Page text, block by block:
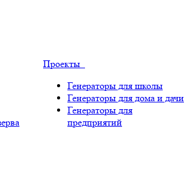
Проекты
Генераторы для школы
Генераторы для дома и дачи
Генераторы для
предприятий